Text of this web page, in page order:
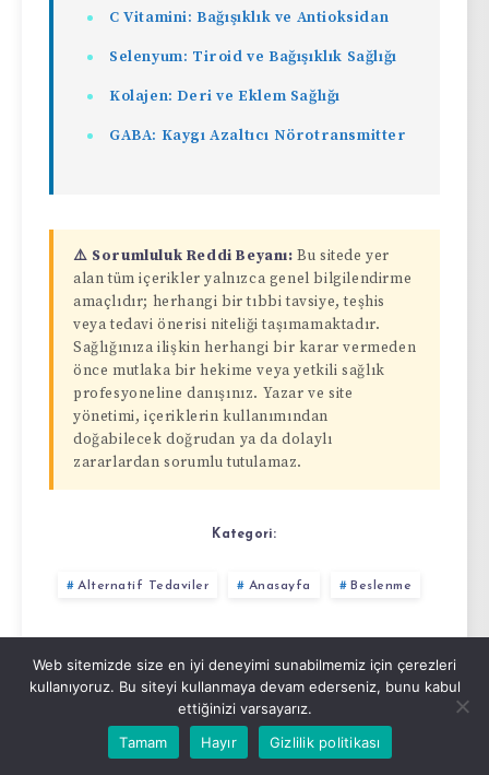
C Vitamini: Bağışıklık ve Antioksidan
Selenyum: Tiroid ve Bağışıklık Sağlığı
Kolajen: Deri ve Eklem Sağlığı
GABA: Kaygı Azaltıcı Nörotransmitter
⚠️ Sorumluluk Reddi Beyanı: Bu sitede yer
alan tüm içerikler yalnızca genel bilgilendirme
amaçlıdır; herhangi bir tıbbi tavsiye, teşhis
veya tedavi önerisi niteliği taşımamaktadır.
Sağlığınıza ilişkin herhangi bir karar vermeden
önce mutlaka bir hekime veya yetkili sağlık
profesyoneline danışınız. Yazar ve site
yönetimi, içeriklerin kullanımından
doğabilecek doğrudan ya da dolaylı
zararlardan sorumlu tutulamaz.
Kategori:
Alternatif Tedaviler Anasayfa Beslenme
Bu Yazıyı Paylaş:
Web sitemizde size en iyi deneyimi sunabilmemiz için çerezleri
kullanıyoruz. Bu siteyi kullanmaya devam ederseniz, bunu kabul
ettiğinizi varsayarız.
Tamam
Hayır Gizlilik politikası